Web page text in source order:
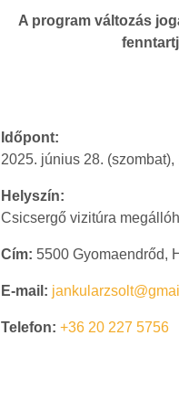
A program változás
Időpont:
2025. június 28. (szombat),
Helyszín:
Csicsergő vizitúra
Cím: 5500 Gyomaendrőd,
E-mail:
Telefon: +36 20 227 5756